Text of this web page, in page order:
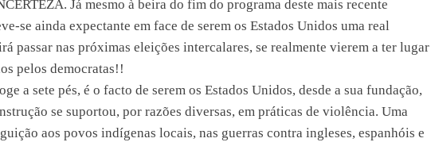
Já mesmo à beira do fim do programa deste mais recente
se ainda expectante em face de serem os Estados Unidos uma real
passar nas próximas eleições intercalares, se realmente vierem a ter lugar
pelos democratas!!
a sete pés, é o facto de serem os Estados Unidos, desde a sua fundação,
se suportou, por razões diversas, em práticas de violência. Uma
aos povos indígenas locais, nas guerras contra ingleses, espanhóis e